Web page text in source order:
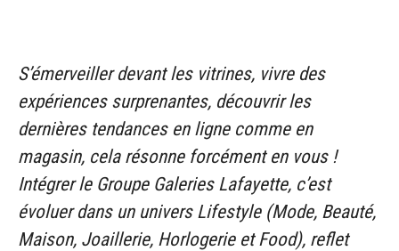
S’émerveiller devant les vitrines, vivre des
expériences surprenantes, découvrir les
dernières tendances en ligne comme en
magasin, cela résonne forcément en vous !
Intégrer le Groupe Galeries Lafayette, c’est
évoluer dans un univers Lifestyle (Mode, Beauté,
Maison, Joaillerie, Horlogerie et Food), reflet